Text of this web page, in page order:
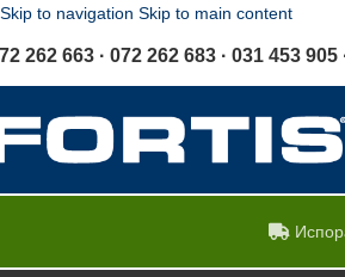
Skip to navigation Skip to main content
262 663 · 072 262 683 · 031 453 905